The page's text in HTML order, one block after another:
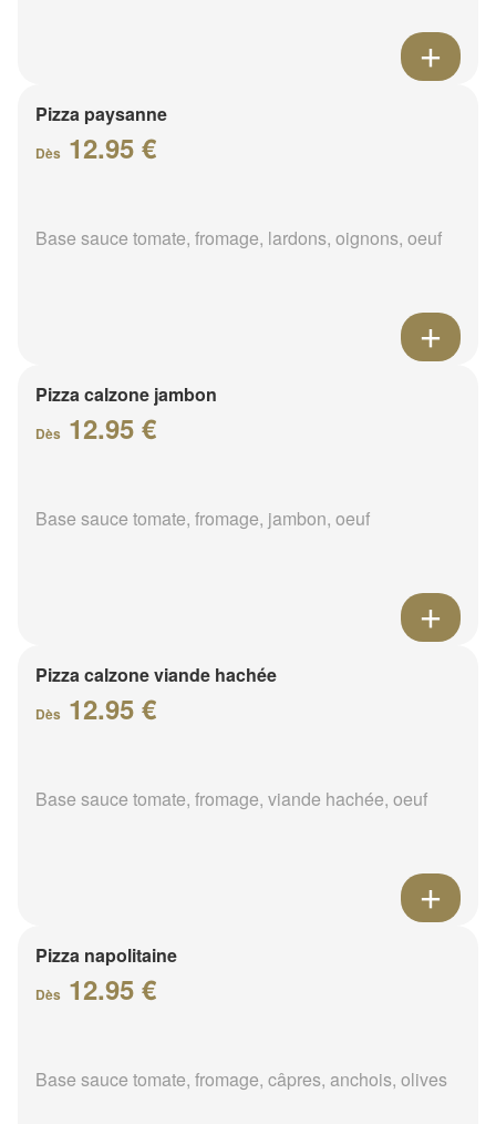
Pizza paysanne
Dès 12.95 €
Base sauce tomate, fromage, lardons, oignons, oeuf
Pizza calzone jambon
Dès 12.95 €
Base sauce tomate, fromage, jambon, oeuf
Pizza calzone viande hachée
Dès 12.95 €
Base sauce tomate, fromage, viande hachée, oeuf
Pizza napolitaine
Dès 12.95 €
Base sauce tomate, fromage, câpres, anchois, olives